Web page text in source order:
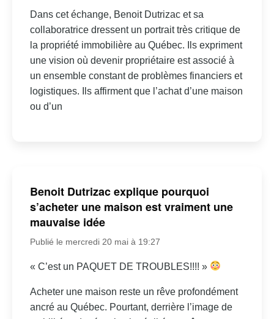
Dans cet échange, Benoit Dutrizac et sa
collaboratrice dressent un portrait très critique de
la propriété immobilière au Québec. Ils expriment
une vision où devenir propriétaire est associé à
un ensemble constant de problèmes financiers et
logistiques. Ils affirment que l’achat d’une maison
ou d’un
Benoit Dutrizac explique pourquoi
s’acheter une maison est vraiment une
mauvaise idée
Publié le mercredi 20 mai à 19:27
« C’est un PAQUET DE TROUBLES!!!! »
Acheter une maison reste un rêve profondément
ancré au Québec. Pourtant, derrière l’image de